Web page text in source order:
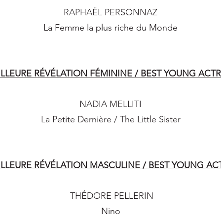
RAPHAËL PERSONNAZ
La Femme la plus riche du Monde
RÉVÉLATION FÉMININE / BEST YOUNG
NADIA MELLITI
La Petite Dernière / The Little Sister
RÉVÉLATION MASCULINE / BEST YOUNG
THÉDORE PELLERIN
Nino